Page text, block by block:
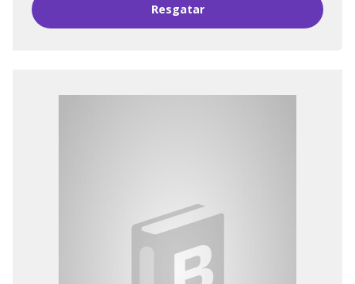
Resgatar